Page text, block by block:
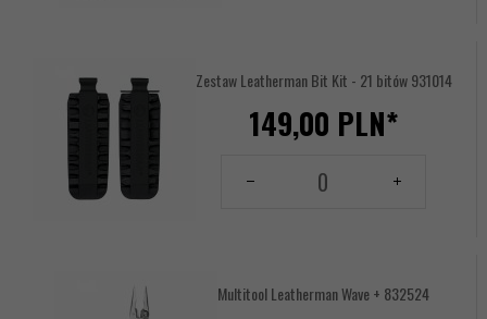
Zestaw Leatherman Bit Kit - 21 bitów 931014
149,00 PLN*
Multitool Leatherman Wave + 832524